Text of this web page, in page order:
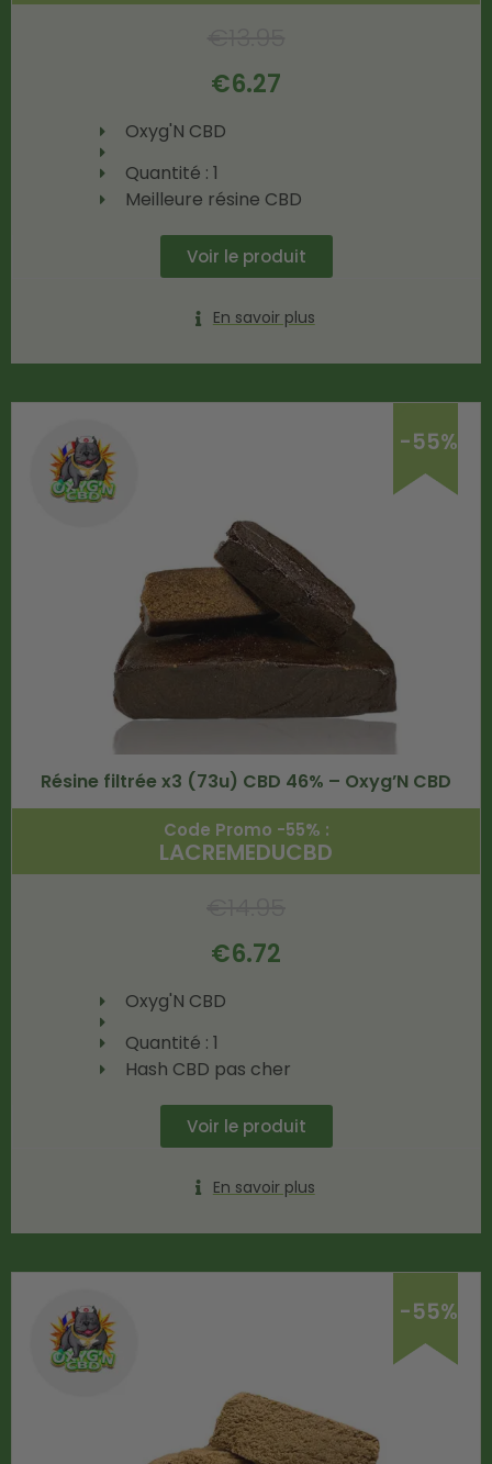
€6.27
Oxyg'N CBD
Quantité : 1
Meilleure résine CBD
Voir le produit
En savoir plus
-55%
Résine filtrée x3 (73u) CBD 46% – Oxyg’N CBD
Code Promo -55% :
LACREMEDUCBD
€6.72
Oxyg'N CBD
Quantité : 1
Hash CBD pas cher
Voir le produit
En savoir plus
-55%